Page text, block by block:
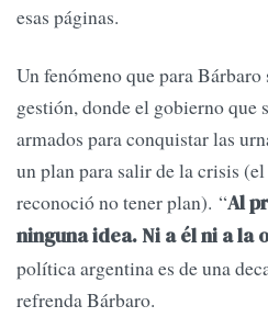
esas páginas.
Un fenómeno que para
gestión, donde el gobierno que
armados para conquistar las
un plan para salir de la crisis
reconoció no tener plan). “Al
ninguna idea. Ni a él ni a la
política argentina es de una
refrenda Bárbaro.